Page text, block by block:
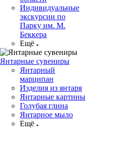
Индивидуальные
экскурсии по
Парку им. М.
Беккера
Ещё
Янтарные сувениры
Янтарный
марципан
Изделия из янтаря
Янтарные картины
Голубая глина
Янтарное мыло
Ещё